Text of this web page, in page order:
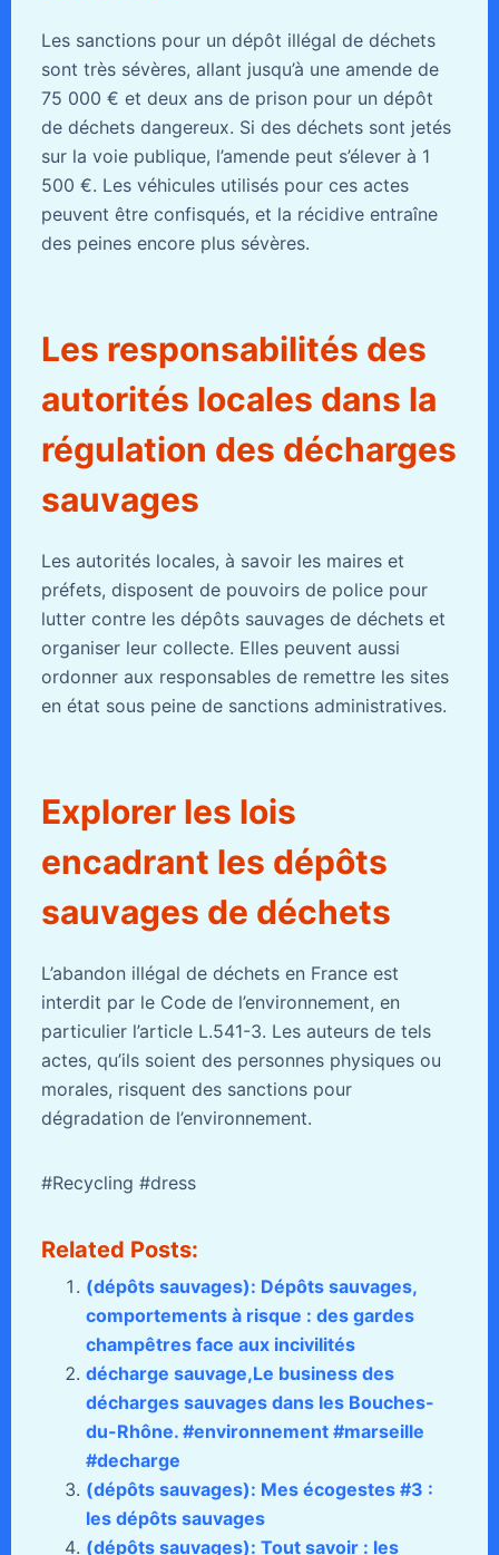
Les sanctions pour un dépôt illégal de déchets
sont très sévères, allant jusqu’à une amende de
75 000 € et deux ans de prison pour un dépôt
de déchets dangereux. Si des déchets sont jetés
sur la voie publique, l’amende peut s’élever à 1
500 €. Les véhicules utilisés pour ces actes
peuvent être confisqués, et la récidive entraîne
des peines encore plus sévères.
Les responsabilités des
autorités locales dans la
régulation des décharges
sauvages
Les autorités locales, à savoir les maires et
préfets, disposent de pouvoirs de police pour
lutter contre les dépôts sauvages de déchets et
organiser leur collecte. Elles peuvent aussi
ordonner aux responsables de remettre les sites
en état sous peine de sanctions administratives.
Explorer les lois
encadrant les dépôts
sauvages de déchets
L’abandon illégal de déchets en France est
interdit par le Code de l’environnement, en
particulier l’article L.541-3. Les auteurs de tels
actes, qu’ils soient des personnes physiques ou
morales, risquent des sanctions pour
dégradation de l’environnement.
#Recycling #dress
Related Posts:
(dépôts sauvages): Dépôts sauvages,
comportements à risque : des gardes
champêtres face aux incivilités
décharge sauvage,Le business des
décharges sauvages dans les Bouches-
du-Rhône. #environnement #marseille
#decharge
(dépôts sauvages): Mes écogestes #3 :
les dépôts sauvages
(dépôts sauvages): Tout savoir : les